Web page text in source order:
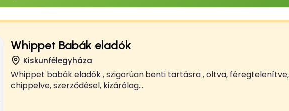
Whippet Babák eladók
Kiskunfélegyháza
Whippet babák eladók , szigorúan benti tartásra , oltva, féregtelenítve,
chippelve, szerződésel, kizárólag...